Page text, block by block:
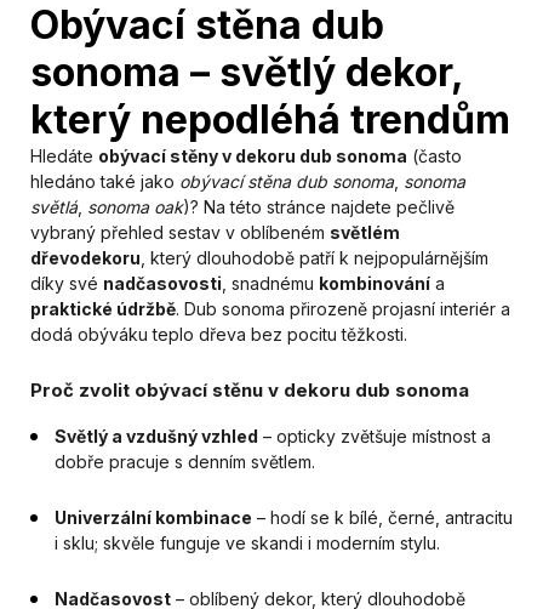
Obývací stěna dub
sonoma – světlý dekor,
který nepodléhá trendům
Hledáte obývací stěny v dekoru dub sonoma (často
hledáno také jako obývací stěna dub sonoma, sonoma
světlá, sonoma oak)? Na této stránce najdete pečlivě
vybraný přehled sestav v oblíbeném světlém
dřevodekoru , který dlouhodobě patří k nejpopulárnějším
díky své nadčasovosti , snadnému kombinování a
praktické údržbě. Dub sonoma přirozeně projasní interiér a
dodá obýváku teplo dřeva bez pocitu těžkosti.
Proč zvolit obývací stěnu v dekoru dub sonoma
Světlý a vzdušný vzhled – opticky zvětšuje místnost a
dobře pracuje s denním světlem.
Univerzální kombinace – hodí se k bílé, černé, antracitu
i sklu; skvěle funguje ve skandi i moderním stylu.
Nadčasovost – oblíbený dekor, který dlouhodobě